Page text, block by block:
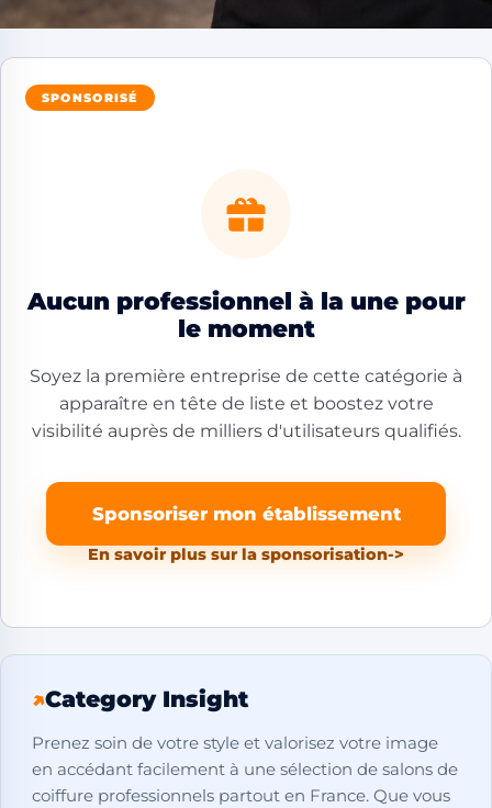
SPONSORISÉ
Aucun professionnel à la une pour
le moment
Soyez la première entreprise de cette catégorie à
apparaître en tête de liste et boostez votre
visibilité auprès de milliers d'utilisateurs qualifiés.
Sponsoriser mon établissement
En savoir plus sur la sponsorisation->
↗Category Insight
Prenez soin de votre style et valorisez votre image
en accédant facilement à une sélection de salons de
coiffure professionnels partout en France. Que vous